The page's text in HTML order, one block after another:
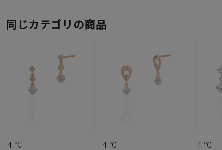
同じカテゴリの商品
４℃
４℃
４℃